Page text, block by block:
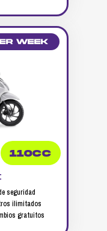
week
110CC
seguridad
ilimitados
gratuitos